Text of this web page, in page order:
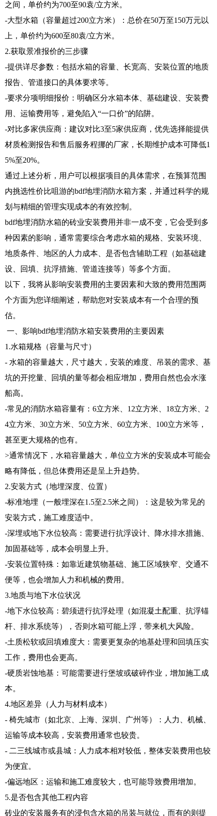
之间，单价约为700至90袁/立方米。
-大型水箱（容量超过200立方米）：总价在50万至150万元以
上，单价约为600至80袁/立方米。
2.获取景准报价的三步骤
-提供详尽参数：包括水箱的容量、长宽高、安装位置的地质
报告、管道接口的具体要求等。
-要求分项明细报价：明确区分水箱本体、基础建设、安装费
用、运输费用等，避免陷入“一口价”的陷阱。
-对比多家供应商：建议对比3至5家供应商，优先选择能提供
材质检测报告和售后服务程挪的厂家，长期维护成本可降低1
5%至20%。
通过上述分析，用户可以根据项目的具体需求，在预算范围
内挑选性价比咀游的bdf地埋消防水箱方案，并通过科学的规
划与精细的管理实现成本的有效控制。
bdf地埋消防水箱的砖业安装费用并非一成不变，它会受到多
种因素的影响，通常需要综合考虑水箱的规格、安装环境、
地质条件、地区的人力成本、是否包含辅助工程（如基础建
设、回填、抗浮措施、管道连接等）等多个方面。
以下，我将从影响安装费用的主要因素和大致的费用范围两
个方面为您详细阐述，帮助您对安装成本有一个合理的预
估。
一、影响bdf地埋消防水箱安装费用的主要因素
1.水箱规格（容量与尺寸）
- 水箱的容量越大，尺寸越大，安装的难度、吊装的需求、基
坑的开挖量、回填的量等都会相应增加，费用自然也会水涨
船高。
-常见的消防水箱容量有：6立方米、12立方米、18立方米、2
4立方米、30立方米、50立方米、60立方米、100立方米等，
甚至更大规格的也有。
>通常情况下，水箱容量越大，单位立方米的安装成本可能会
略有降低，但总体费用还是呈上升趋势。
2.安装方式（地埋深度、位置）
-标准地埋（一般埋深在1.5至2.5米之间）：这是较为常见的
安装方式，施工难度适中。
-深埋或地下水位较高：需要进行抗浮设计、降水排水措施、
加固基础等，成本会明显上升。
-安装位置特殊：如靠近建筑物基础、施工区域狭窄、交通不
便等，也会增加人力和机械的费用。
3.地质与地下水位状况
-地下水位较高：碧须进行抗浮处理（如混凝土配重、抗浮锚
杆、排水系统等），否则水箱可能上浮，带来机大风险。
-土质松软或回填难度大：需要更复杂的地基处理和回填压实
工作，费用也会更高。
-硬质岩蚀地基：可能需要进行堡坡或破碎作业，增加施工成
本。
4.地区差异（人力与材料成本）
- 椅先城市（如北京、上海、深圳、广州等）：人力、机械、
运输等成本较高，安装费用通常也较贵。
- 二三线城市或县城：人力成本相对较低，整体安装费用也较
为便宜。
-偏远地区：运输和施工难度较大，也可能导致费用增加。
5.是否包含其他工程内容
砖业的安装服务有的浸包含水箱的吊装与就位，而有的则提